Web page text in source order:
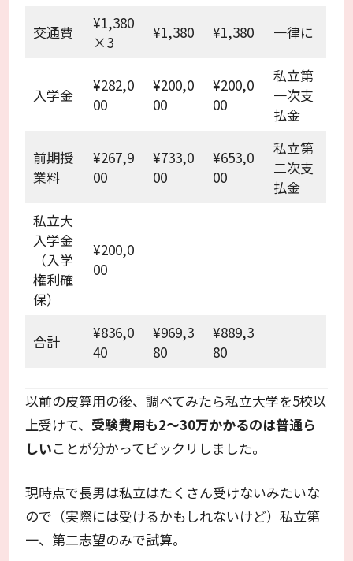
交通費
¥1,380
×3
¥1,380 ¥1,380 一律に
入学金
¥282,0
00
¥200,0
00
¥200,0
00
私立第
一次支
払金
前期授
業料
¥267,9
00
¥733,0
00
¥653,0
00
私立第
二次支
払金
私立大
入学金
（入学
権利確
保）
¥200,0
00
合計
¥836,0
40
¥969,3
80
¥889,3
80
以前の皮算用の後、調べてみたら私立大学を5校以
上受けて、 受験費用も2～30万かかるのは普通ら
しいことが分かってビックリしました。
現時点で長男は私立はたくさん受けないみたいな
ので（実際には受けるかもしれないけど）私立第
一、第二志望のみで試算。